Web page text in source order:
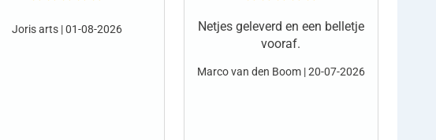
geleverd en een belletje
Harold Sterk| 17-07-2026